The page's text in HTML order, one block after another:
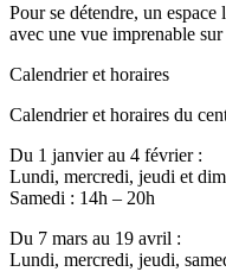
Pour se détendre, un
avec une vue imprenable sur
Calendrier et horaires
Calendrier et horaires du
Du 1 janvier au 4 février :
Lundi, mercredi, jeudi et
Samedi : 14h – 20h
Du 7 mars au 19 avril :
Lundi, mercredi, jeudi,